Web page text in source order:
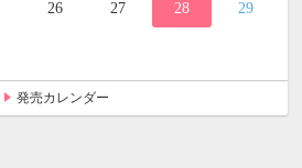
26 27 28 29
発売カレンダー